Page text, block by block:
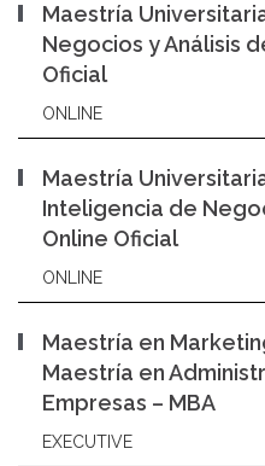
Maestría
Negocios y Análisis
Oficial
ONLINE
Maestría
Inteligencia de
Online Oficial
ONLINE
Maestría en
Maestría en
Empresas – MBA
EXECUTIVE